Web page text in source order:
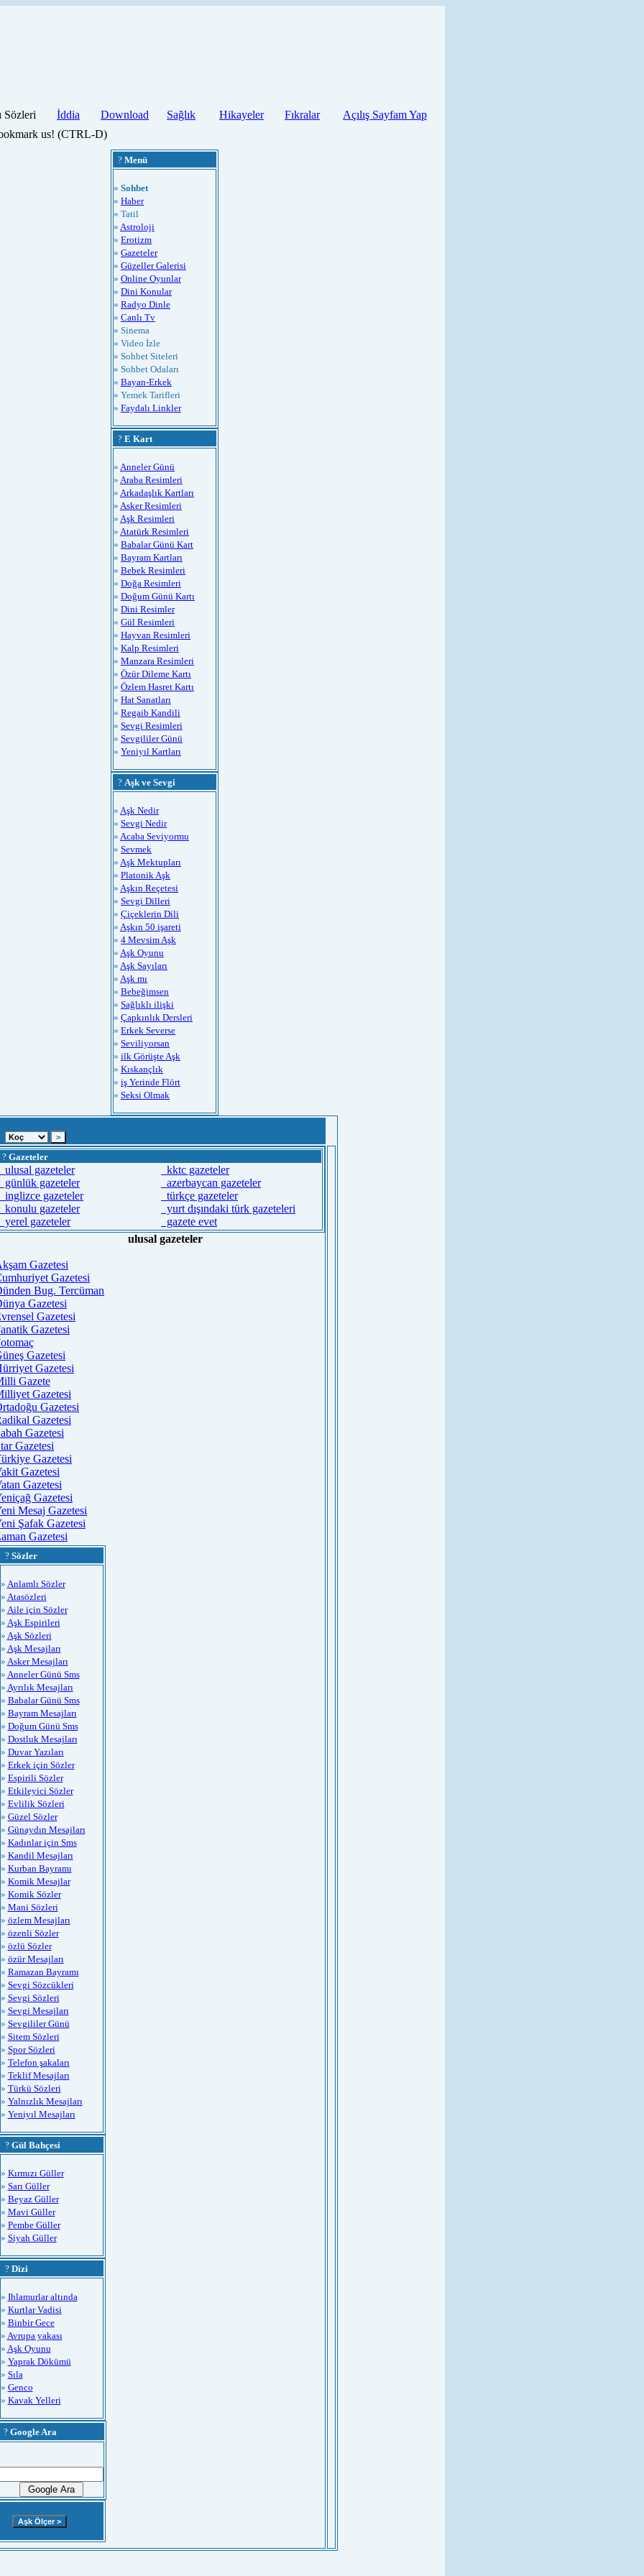
Sözleri İddia Download Sağlık Hikayeler Fıkralar
Açılış Sayfam Yap
us! (CTRL-D)
? Menü
» Sohbet
» Haber
» Tatil
» Astroloji
» Erotizm
» Gazeteler
» Güzeller Galerisi
» Online Oyunlar
» Dini Konular
» Radyo Dinle
» Canlı Tv
» Sinema
» Video İzle
» Sohbet Siteleri
» Sohbet Odaları
» Bayan-Erkek
» Yemek Tarifleri
» Faydalı Linkler
? E Kart
» Anneler Günü
» Araba Resimleri
» Arkadaşlık Kartları
» Asker Resimleri
» Aşk Resimleri
» Atatürk Resimleri
» Babalar Günü Kart
» Bayram Kartları
» Bebek Resimleri
» Doğa Resimleri
» Doğum Günü Kartı
» Dini Resimler
» Gül Resimleri
» Hayvan Resimleri
» Kalp Resimleri
» Manzara Resimleri
» Özür Dileme Kartı
» Özlem Hasret Kartı
» Hat Sanatları
» Regaib Kandili
» Sevgi Resimleri
» Sevgililer Günü
» Yeniyıl Kartları
? Aşk ve Sevgi
» Aşk Nedir
» Sevgi Nedir
» Acaba Seviyormu
» Sevmek
» Aşk Mektupları
» Platonik Aşk
» Aşkın Reçetesi
» Sevgi Dilleri
» Çiçeklerin Dili
» Aşkın 50 işareti
» 4 Mevsim Aşk
» Aşk Oyunu
» Aşk Sayıları
» Aşk mı
» Bebeğimsen
» Sağlıklı ilişki
» Çapkınlık Dersleri
» Erkek Severse
» Seviliyorsan
» ilk Görüşte Aşk
» Kıskançlık
» iş Yerinde Flört
» Seksi Olmak
Gazeteler
ulusal gazeteler
günlük gazeteler
inglizce gazeteler
konulu gazeteler
yerel gazeteler
kktc gazeteler
azerbaycan gazeteler
türkçe gazeteler
yurt dışındaki türk gazeteleri
gazete evet
ulusal gazeteler
Gazetesi
Gazetesi
Bug. Tercüman
Gazetesi
Gazetesi
Gazetesi
Gazetesi
Gazetesi
Gazete
Gazetesi
Gazetesi
Gazetesi
Gazetesi
Gazetesi
Gazetesi
Gazetesi
Gazetesi
Gazetesi
Mesaj Gazetesi
Şafak Gazetesi
Gazetesi
? Sözler
» Anlamlı Sözler
» Atasözleri
» Aile için Sözler
» Aşk Espirileri
» Aşk Sözleri
» Aşk Mesajları
» Asker Mesajları
» Anneler Günü Sms
» Ayrılık Mesajları
» Babalar Günü Sms
» Bayram Mesajları
» Doğum Günü Sms
» Dostluk Mesajları
» Duvar Yazıları
» Erkek için Sözler
» Espirili Sözler
» Etkileyici Sözler
» Evlilik Sözleri
» Güzel Sözler
» Günaydın Mesajları
» Kadınlar için Sms
» Kandil Mesajları
» Kurban Bayramı
» Komik Mesajlar
» Komik Sözler
» Mani Sözleri
» özlem Mesajları
» özenli Sözler
» özlü Sözler
» özür Mesajları
» Ramazan Bayramı
» Sevgi Sözcükleri
» Sevgi Sözleri
» Sevgi Mesajları
» Sevgililer Günü
» Sitem Sözleri
» Spor Sözleri
» Telefon şakaları
» Teklif Mesajları
» Türkü Sözleri
» Yalnızlık Mesajları
» Yeniyıl Mesajları
? Gül Bahçesi
» Kırmızı Güller
» Sarı Güller
» Beyaz Güller
» Mavi Güller
» Pembe Güller
» Siyah Güller
? Dizi
» Ihlamurlar altında
» Kurtlar Vadisi
» Binbir Gece
» Avrupa yakası
» Aşk Oyunu
» Yaprak Dökümü
» Sıla
» Genco
» Kavak Yelleri
? Google Ara